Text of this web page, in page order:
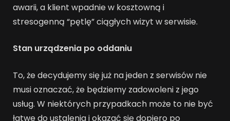
awarii, a klient wpadnie w kosztowną i
stresogenną “pętlę” ciągłych wizyt w serwisie.
Stan urządzenia po oddaniu
To, że decydujemy się już na jeden z serwisów nie
musi oznaczać, że będziemy zadowoleni z jego
usług. W niektórych przypadkach może to nie być
łatwe do ustalenia i okazać się dopiero po